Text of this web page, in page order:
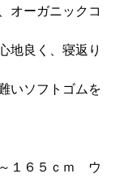
オーガニックコ
地良く、寝返り
いソフトゴムを
１６５ｃｍ ウ